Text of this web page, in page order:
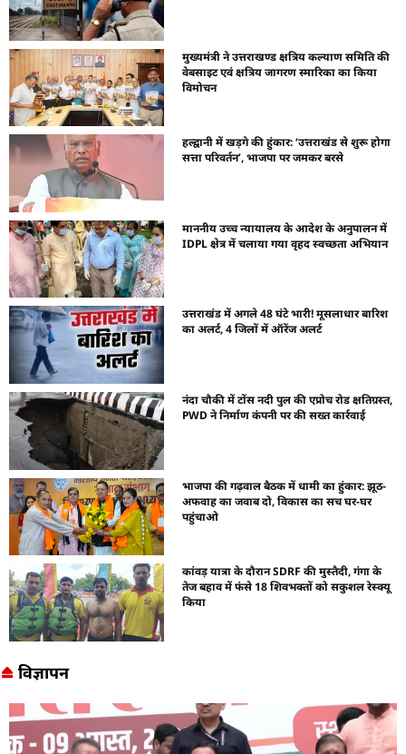
मुख्यमंत्री ने उत्तराखण्ड क्षत्रिय कल्याण समिति की
वेबसाइट एवं क्षत्रिय जागरण स्मारिका का किया
विमोचन
हल्द्वानी में खड़गे की हुंकार: ‘उत्तराखंड से शुरू होगा
सत्ता परिवर्तन’, भाजपा पर जमकर बरसे
माननीय उच्च न्यायालय के आदेश के अनुपालन में
IDPL क्षेत्र में चलाया गया वृहद स्वच्छता अभियान
उत्तराखंड में अगले 48 घंटे भारी! मूसलाधार बारिश
का अलर्ट, 4 जिलों में ऑरेंज अलर्ट
नंदा चौकी में टोंस नदी पुल की एप्रोच रोड क्षतिग्रस्त,
PWD ने निर्माण कंपनी पर की सख्त कार्रवाई
भाजपा की गढ़वाल बैठक में धामी का हुंकार: झूठ-
अफवाह का जवाब दो, विकास का सच घर-घर
पहुंचाओ
कांवड़ यात्रा के दौरान SDRF की मुस्तैदी, गंगा के
तेज बहाव में फंसे 18 शिवभक्तों को सकुशल रेस्क्यू
किया
विज्ञापन